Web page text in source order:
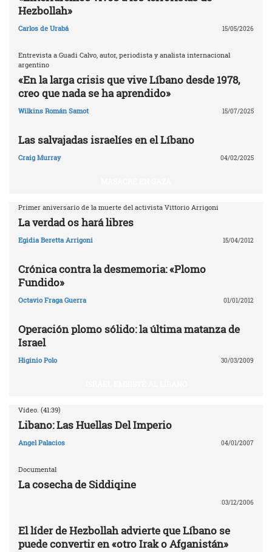
Hezbollah»
Carlos de Urabá 15/05/2026
Entrevista a Guadi Calvo, autor, periodista y analista internacional
argentino
«En la larga crisis que vive Líbano desde 1978,
creo que nada se ha aprendido»
Wilkins Román Samot 15/07/2025
Las salvajadas israelíes en el Líbano
Craig Murray 04/02/2025
Primer aniversario de la muerte del activista Vittorio Arrigoni
La verdad os hará libres
Egidia Beretta Arrigoni 15/04/2012
Crónica contra la desmemoria: «Plomo
Fundido»
Octavio Fraga Guerra 01/01/2012
Operación plomo sólido: la última matanza de
Israel
Higinio Polo 30/03/2009
Vídeo. (41:39)
Libano: Las Huellas Del Imperio
Angel Palacios 04/01/2007
Documental
La cosecha de Siddiqine
03/12/2006
El líder de Hezbollah advierte que Líbano se
puede convertir en «otro Irak o Afganistán»